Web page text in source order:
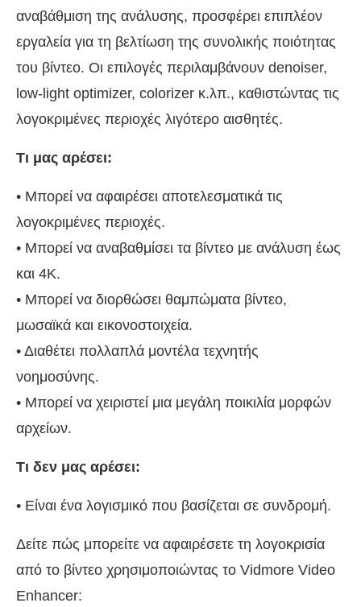
αναβάθμιση της ανάλυσης, προσφέρει επιπλέον
εργαλεία για τη βελτίωση της συνολικής ποιότητας
του βίντεο. Οι επιλογές περιλαμβάνουν denoiser,
low-light optimizer, colorizer κ.λπ., καθιστώντας τις
λογοκριμένες περιοχές λιγότερο αισθητές.
Τι μας αρέσει:
• Μπορεί να αφαιρέσει αποτελεσματικά τις
λογοκριμένες περιοχές.
• Μπορεί να αναβαθμίσει τα βίντεο με ανάλυση έως
και 4K.
• Μπορεί να διορθώσει θαμπώματα βίντεο,
μωσαϊκά και εικονοστοιχεία.
• Διαθέτει πολλαπλά μοντέλα τεχνητής
νοημοσύνης.
• Μπορεί να χειριστεί μια μεγάλη ποικιλία μορφών
αρχείων.
Τι δεν μας αρέσει:
• Είναι ένα λογισμικό που βασίζεται σε συνδρομή.
Δείτε πώς μπορείτε να αφαιρέσετε τη λογοκρισία
από το βίντεο χρησιμοποιώντας το Vidmore Video
Enhancer: